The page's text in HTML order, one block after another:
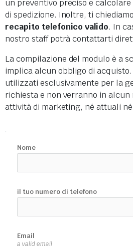
un preventivo preciso e
di spedizione. Inoltre, ti
recapito telefonico valido. In
nostro staff potrà contattarti
La compilazione del modulo è a
implica alcun obbligo di
utilizzati esclusivamente per la
richiesta e non verranno in
attività di marketing, né attuali
Nome
il tuo numero di telefono
Email
a valid email